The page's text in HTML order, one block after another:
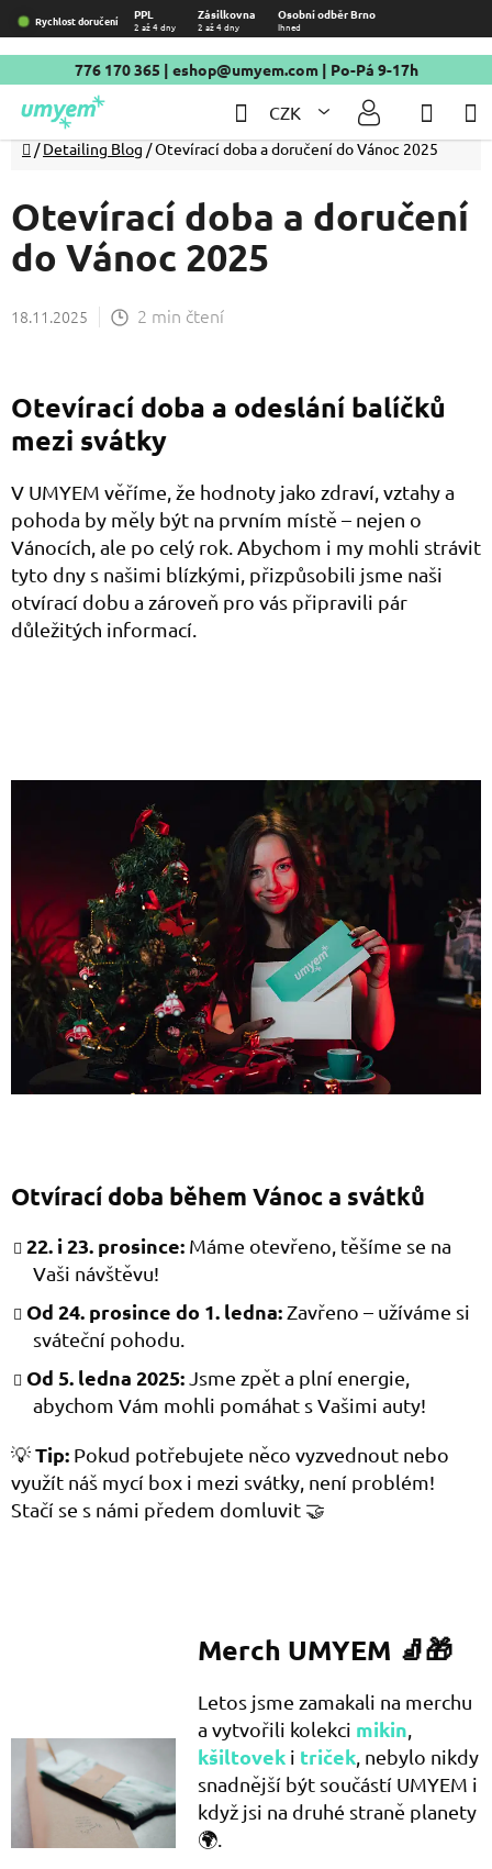
Přejít
na
obsah
Rychlost doručení PPL Zásilkovna Osobní odběr Brno
2 až 4 dny 2 až 4 dny Ihned
776 170 365 | eshop@umyem.com| Po-Pá 9-17h
CZK
Hledat
Domů
/ Detailing Blog /Otevírací doba a doručení do Vánoc 2025
Otevírací doba a doručení
do Vánoc 2025
18.11.2025 2 min čtení
Otevírací doba a odeslání balíčků
mezi svátky
V UMYEM věříme, že hodnoty jako zdraví, vztahy a
pohoda by měly být na prvním místě – nejen o
Vánocích, ale po celý rok. Abychom i my mohli strávit
tyto dny s našimi blízkými, přizpůsobili jsme naši
otvírací dobu a zároveň pro vás připravili pár
důležitých informací.
Otvírací doba během Vánoc a svátků
22. i 23. prosince: Máme otevřeno, těšíme se na
Vaši návštěvu!
Od 24. prosince do 1. ledna: Zavřeno – užíváme si
sváteční pohodu.
Od 5. ledna 2025: Jsme zpět a plní energie,
abychom Vám mohli pomáhat s Vašimi auty!
💡Tip: Pokud potřebujete něco vyzvednout nebo
využít náš mycí box i mezi svátky, není problém!
Stačí se s námi předem domluvit 🤝
Merch UMYEM 🧦🎁
Letos jsme zamakali na merchu
a vytvořili kolekci mikin
kšiltoveki triček, nebylo nikdy
snadnější být součástí UMYEM i
když jsi na druhé straně planety
🌍.